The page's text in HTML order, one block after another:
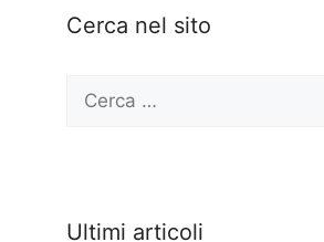
Cerca nel sito
per:
Ultimi articoli